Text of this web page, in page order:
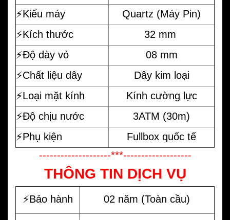
⚡️Kiểu máy
Quartz (Máy Pin)
⚡️Kích thước
32 mm
⚡️Độ dày vỏ
08 mm
⚡️Chất liệu dây
Dây kim loại
⚡️Loại mặt kính
Kính cường lực
⚡️Độ chịu nước
3ATM (30m)
⚡️Phụ kiện
Fullbox quốc tế
--------------------***-------------------
THÔNG TIN DỊCH VỤ
⚡️Bảo hành 02 năm (Toàn cầu)